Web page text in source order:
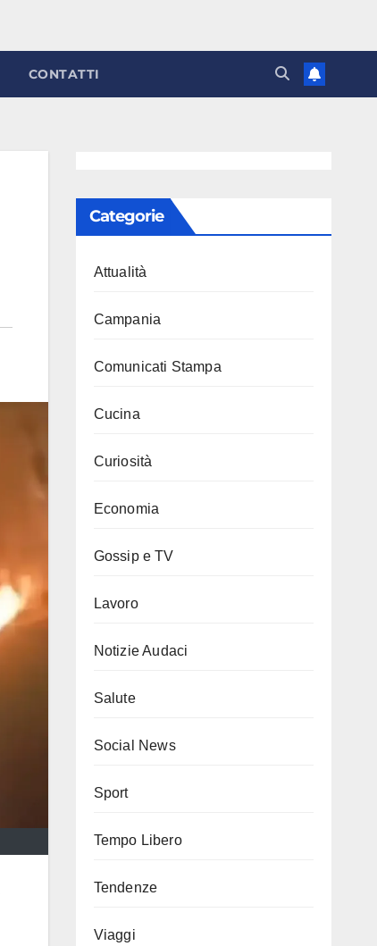
CONTATTI
Categorie
Attualità
Campania
Comunicati Stampa
Cucina
Curiosità
Economia
Gossip e TV
Lavoro
Notizie Audaci
Salute
Social News
Sport
Tempo Libero
Tendenze
Viaggi